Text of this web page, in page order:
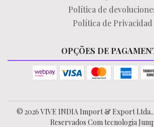
Política de
Política de Privacidad
OPÇÕES DE
© 2026 VIVE INDIA Import & Export Ltda..
Reservados Com tecnologia